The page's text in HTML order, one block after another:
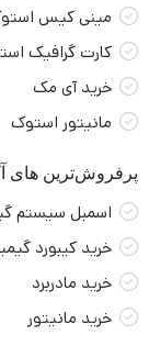
مینی کیس
کارت گرافیک
خرید آی مک
مانیتور استوک
پرفروش‌ترین های
اسمبل سیستم
خرید کیبورد
خرید مادربرد
خرید مانیتور